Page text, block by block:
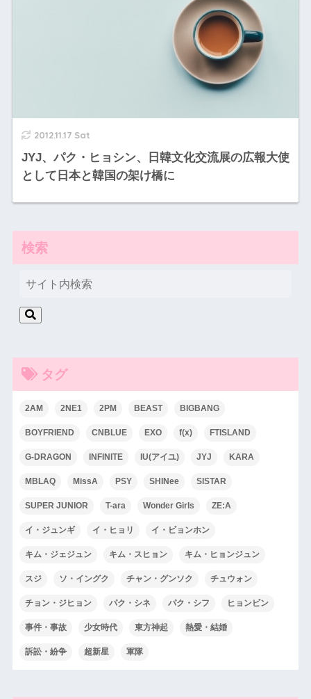
2012.11.17 Sat
JYJ、パク・ヒョシン、日韓文化交流展の広報大使
として日本と韓国の架け橋に
検索
タグ
2AM 2NE1 2PM BEAST BIGBANG
BOYFRIEND CNBLUE EXO f(x) FTISLAND
G-DRAGON INFINITE IU(アイユ) JYJ KARA
MBLAQ MissA PSY SHINee SISTAR
SUPER JUNIOR T-ara Wonder Girls ZE:A
イ・ジュンギ イ・ヒョリ イ・ビョンホン
キム・ジェジュン キム・スヒョン キム・ヒョンジュン
スジ ソ・イングク チャン・グンソク チュウォン
チョン・ジヒョン パク・シネ パク・シフ ヒョンビン
事件・事故 少女時代 東方神起 熱愛・結婚
訴訟・紛争 超新星 軍隊